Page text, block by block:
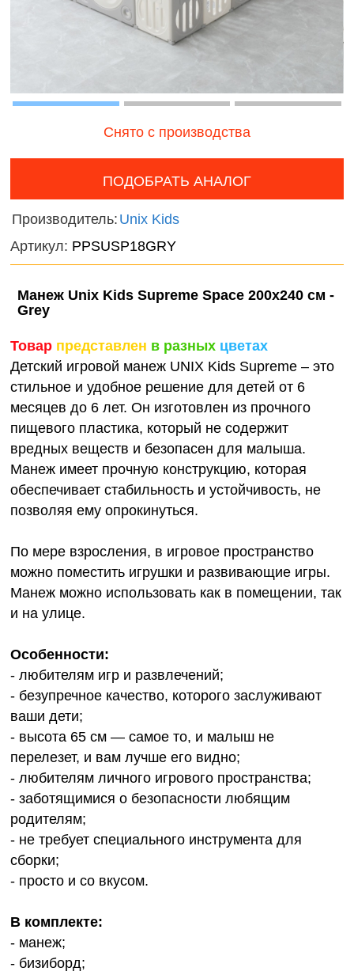
наборы
мир
Игрушечные
Снято с производства
ПОДОБРАТЬ АНАЛОГ
Производитель: Unix Kids
Артикул: PPSUSP18GRY
Манеж Unix Kids Supreme Space 200x240 см -
Grey
Товар представлен в разных цветах
Детский игровой манеж UNIX Kids Supreme – это
стильное и удобное решение для детей от 6
месяцев до 6 лет. Он изготовлен из прочного
пищевого пластика, который не содержит
вредных веществ и безопасен для малыша.
Манеж имеет прочную конструкцию, которая
обеспечивает стабильность и устойчивость, не
позволяя ему опрокинуться.
По мере взросления, в игровое пространство
можно поместить игрушки и развивающие игры.
Манеж можно использовать как в помещении, так
и на улице.
Особенности:
- любителям игр и развлечений;
- безупречное качество, которого заслуживают
ваши дети;
- высота 65 см — самое то, и малыш не
перелезет, и вам лучше его видно;
- любителям личного игрового пространства;
- заботящимися о безопасности любящим
родителям;
- не требует специального инструмента для
сборки;
- просто и со вкусом.
В комплекте:
- манеж;
- бизиборд;